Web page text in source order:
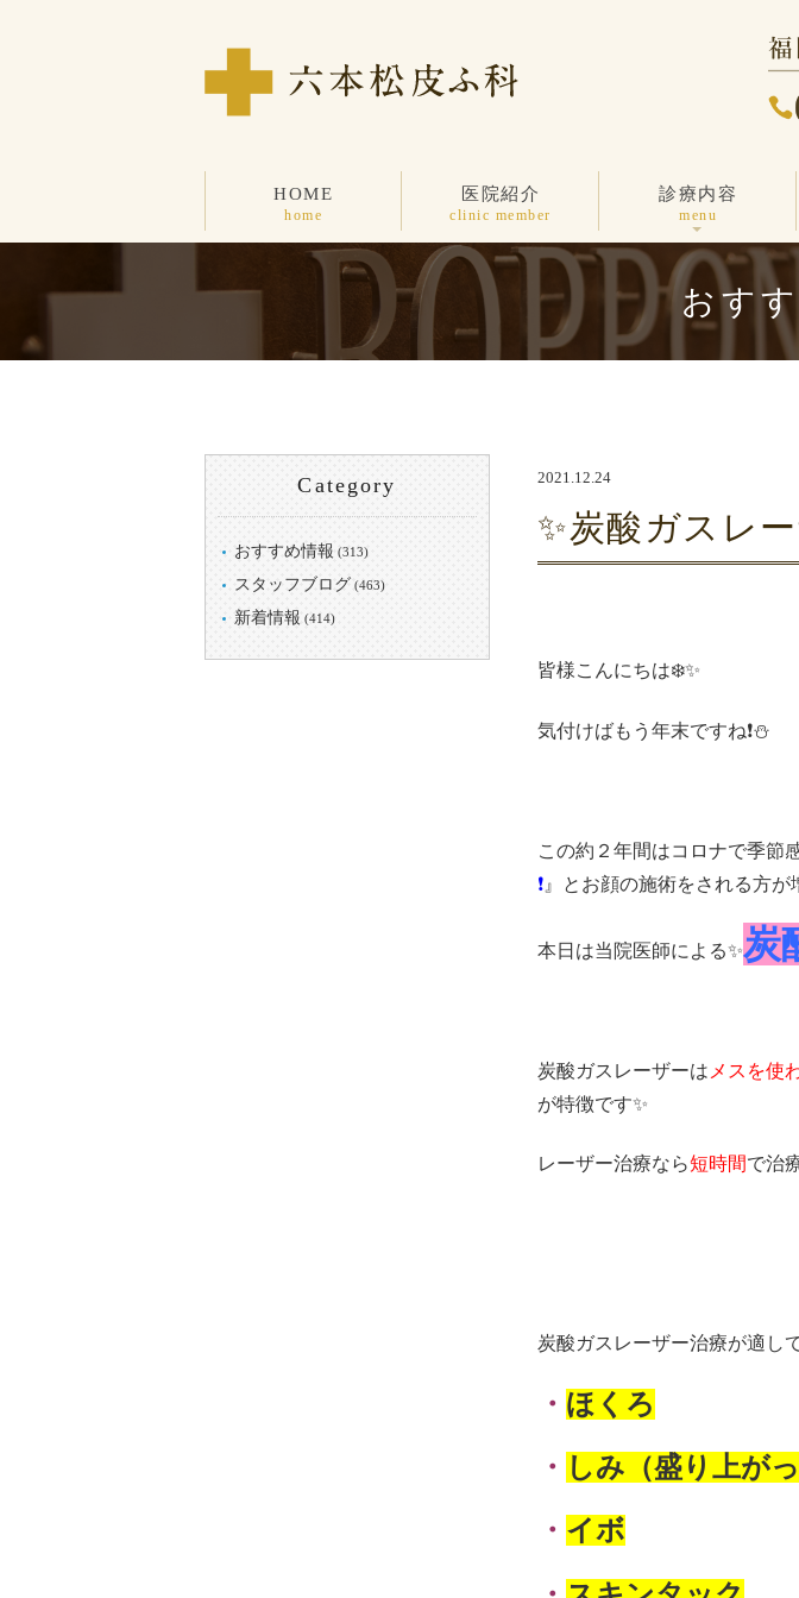
HOME
home
医院紹介
clinic member
診療内容
menu
しみ治療
医療脱毛
ニキビ・ニキビ跡
毛穴ケア
しわ・たるみ治療
エンビロン
薄毛治療
一般診療
その他の治療
おす
2021.12.24
✨️炭酸ガスレ
皆様こんにちは❄️✨
気付けばもう年末ですね❗️⛄️
この約２年間はコロナで季節
❗️ 』とお顔の施術をされる方
本日は当院医師による✨炭
炭酸ガスレーザーは メスを使
が特徴です✨
レーザー治療なら短時間で治
炭酸ガスレーザー治療が適し
・ ほくろ
・ しみ（盛り上が
・ イボ
Category
おすすめ情報 (313)
スタッフブログ (463)
新着情報 (414)